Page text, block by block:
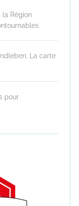
la Région
La carte
pour